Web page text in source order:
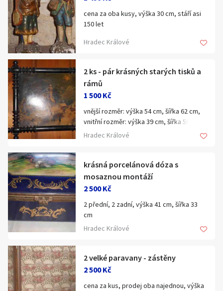
cena za oba kusy, výška 30 cm, stáří asi
150 let
Hradec Králové
2 ks - pár krásných starých tisků a
rámů
1 500 Kč
vnější rozměr: výška 54 cm, šířka 62 cm,
vnitřní rozměr: výška 39 cm, šířka 50 cm,
cena za oba
Hradec Králové
krásná porcelánová dóza s
mosaznou montáží
2 500 Kč
2 přední, 2 zadní, výška 41 cm, šířka 33
cm
Hradec Králové
2 velké paravany - zástěny
2 500 Kč
cena za kus, prodej oba najednou, výška